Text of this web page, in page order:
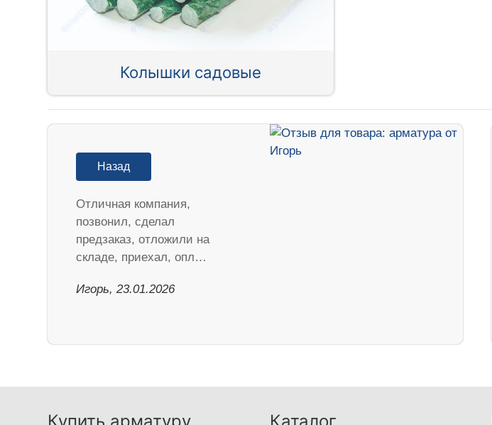
Колышки садовые
Назад
Отличная компания,
позвонил, сделал
предзаказ, отложили на
складе, приехал, опл…
Игорь, 23.01.2026
Купить арматуру Каталог